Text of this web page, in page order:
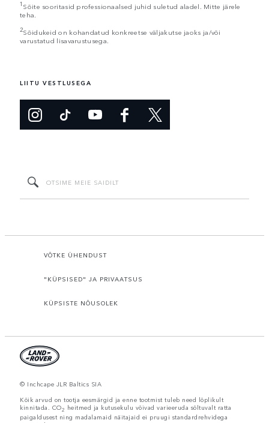
1 Sõite sooritasid professionaalsed juhid suletud aladel. Mitte järele
teha.
2Sõidukeid on kohandatud konkreetse väljakutse jaoks ja/või
varustatud lisavarustusega.
LIITU VESTLUSEGA
VÕTKE ÜHENDUST
"KÜPSISED" JA PRIVAATSUS
KÜPSISTE NÕUSOLEK
© Inchcape JLR Baltics SIA
Kõik arvud on tootja eesmärgid ja enne tootmist tuleb need lõplikult
kinnitada. CO2 heitmed ja kutusekulu võivad varieeruda sõltuvalt ratta
paigaldusest ning madalamaid näitajaid ei pruugi standardrehvidega